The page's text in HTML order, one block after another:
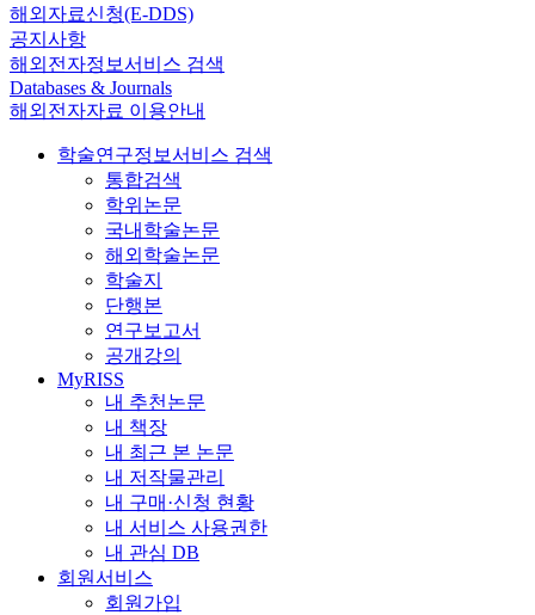
해외자료신청(E-DDS)
공지사항
해외전자정보서비스 검색
Databases & Journals
해외전자자료 이용안내
학술연구정보서비스 검색
통합검색
학위논문
국내학술논문
해외학술논문
학술지
단행본
연구보고서
공개강의
MyRISS
내 추천논문
내 책장
내 최근 본 논문
내 저작물관리
내 구매·신청 현황
내 서비스 사용권한
내 관심 DB
회원서비스
회원가입